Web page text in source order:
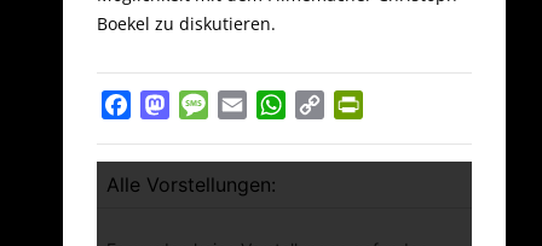
Boekel zu diskutieren.
FacebookMastodon
Message
Email WhatsApp
Copy